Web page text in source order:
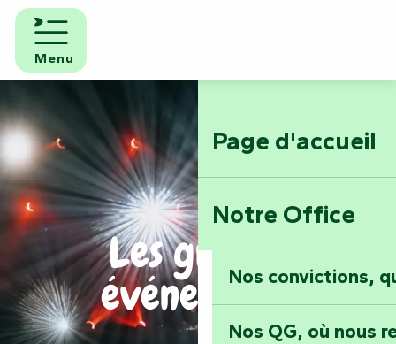
Aller
contenu
principal
Menu
Page d'accueil
Notre Office
Nos convictions,
Nos QG, où nous
Les grands
événements